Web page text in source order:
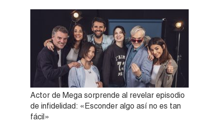
Actor de Mega sorprende al revelar episodio
de infidelidad: «Esconder algo así no es tan
fácil»